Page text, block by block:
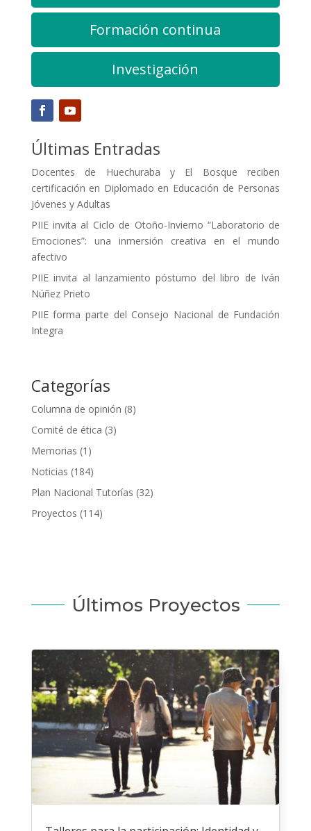
Formación continua
Investigación
Últimas Entradas
Docentes de Huechuraba y El Bosque reciben
certificación en Diplomado en Educación de Personas
Jóvenes y Adultas
PIIE invita al Ciclo de Otoño-Invierno “Laboratorio de
Emociones”: una inmersión creativa en el mundo
afectivo
PIIE invita al lanzamiento póstumo del libro de Iván
Núñez Prieto
PIIE forma parte del Consejo Nacional de Fundación
Integra
Categorías
Columna de opinión (8)
Comité de ética (3)
Memorias (1)
Noticias (184)
Plan Nacional Tutorías (32)
Proyectos (114)
Últimos Proyectos